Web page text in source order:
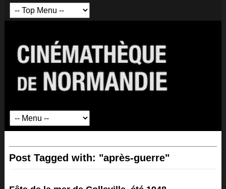
Post Tagged with: "après-guerre"